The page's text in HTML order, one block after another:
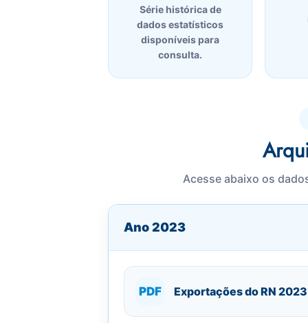
Série histórica de
dados estatísticos
disponíveis para
consulta.
Acesse abaixo os
Ano 2023
PDF Exportações do RN 2023